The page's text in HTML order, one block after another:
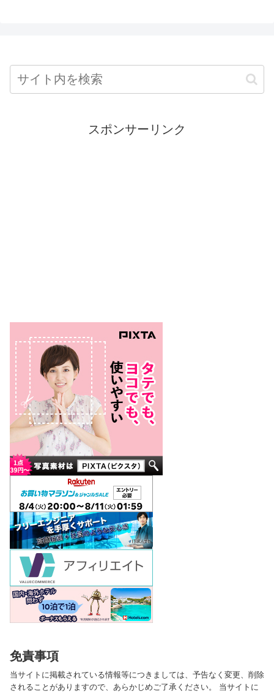
スポンサーリンク
免責事項
当サイトに掲載されている情報等につきましては、予告なく変更、削除
されることがありますので、あらかじめご了承ください。 当サイトに